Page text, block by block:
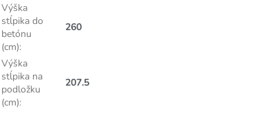
Výška
stĺpika do
betónu
(cm):
260
Výška
stĺpika na
podložku
(cm):
207.5